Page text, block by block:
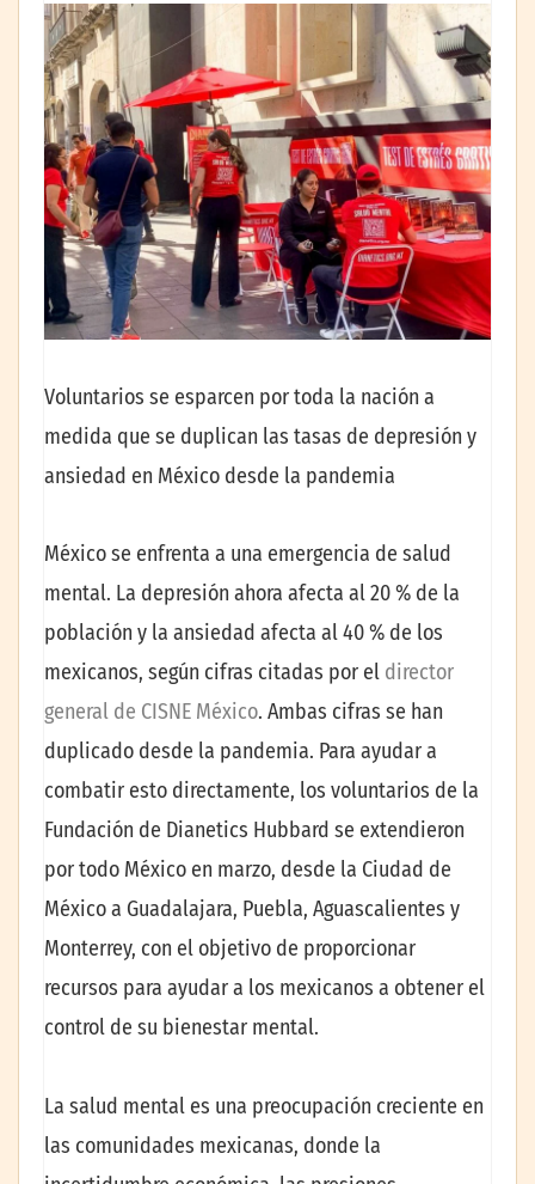
Voluntarios se esparcen por toda la nación a
medida que se duplican las tasas de depresión y
ansiedad en México desde la pandemia
México se enfrenta a una emergencia de salud
mental. La depresión ahora afecta al 20 % de la
población y la ansiedad afecta al 40 % de los
mexicanos, según cifras citadas por el director
general de CISNE México. Ambas cifras se han
duplicado desde la pandemia. Para ayudar a
combatir esto directamente, los voluntarios de la
Fundación de Dianetics Hubbard se extendieron
por todo México en marzo, desde la Ciudad de
México a Guadalajara, Puebla, Aguascalientes y
Monterrey, con el objetivo de proporcionar
recursos para ayudar a los mexicanos a obtener el
control de su bienestar mental.
La salud mental es una preocupación creciente en
las comunidades mexicanas, donde la